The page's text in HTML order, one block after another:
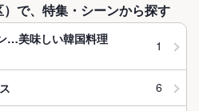
で、特集・シーンから探す
…美味しい韓国料理
1
6